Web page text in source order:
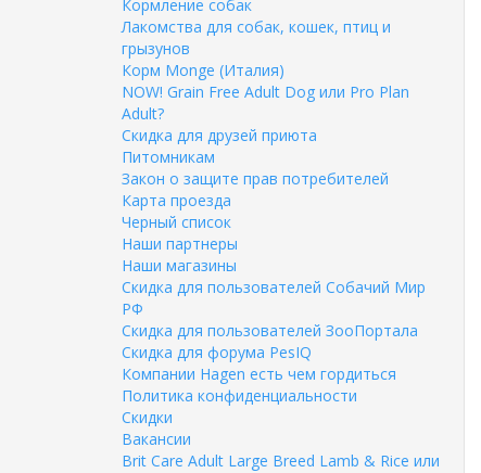
Кормление собак
Лакомства для собак, кошек, птиц и
грызунов
Корм Monge (Италия)
NOW! Grain Free Adult Dog или Pro Plan
Adult?
Скидка для друзей приюта
Питомникам
Закон о защите прав потребителей
Карта проезда
Черный список
Наши партнеры
Наши магазины
Скидка для пользователей Собачий Мир
РФ
Скидка для пользователей ЗооПортала
Скидка для форума PesIQ
Компании Hagen есть чем гордиться
Политика конфиденциальности
Скидки
Вакансии
Brit Care Adult Large Breed Lamb & Rice или